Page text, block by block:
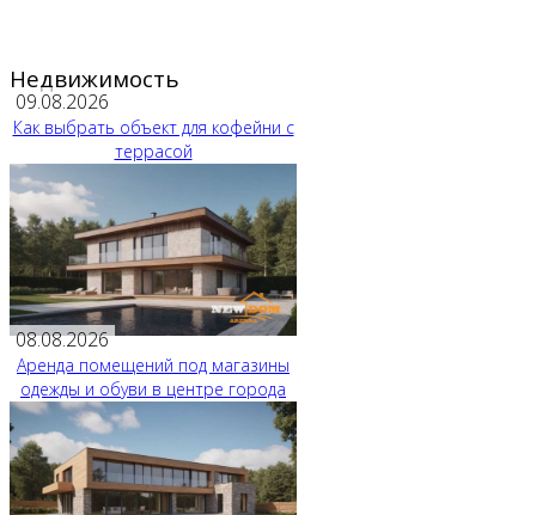
Недвижимость
09.08.2026
Как выбрать объект для кофейни с
террасой
08.08.2026
Аренда помещений под магазины
одежды и обуви в центре города